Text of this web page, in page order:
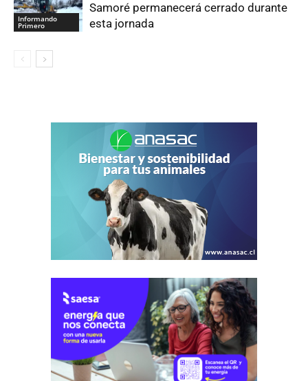
Informando
Primero
Samoré permanecerá cerrado durante
esta jornada